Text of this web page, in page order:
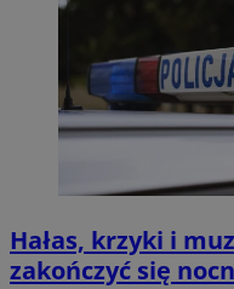
Hałas, krzyki i
zakończyć się